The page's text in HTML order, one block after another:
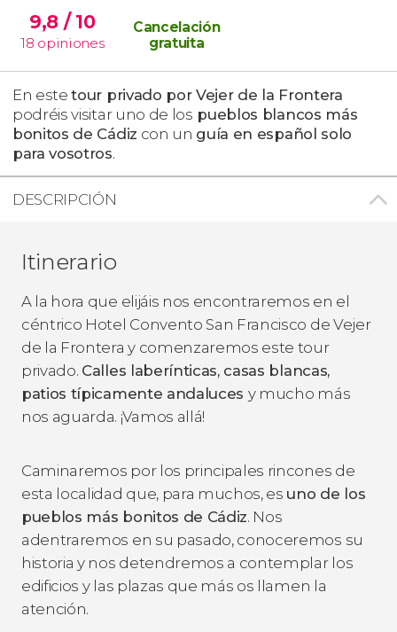
9,8 / 10
18 opiniones
Cancelación
gratuita
En estetour privado por Vejer de la Frontera
podréis visitar uno de los pueblos blancos más
bonitos de Cádiz con un guía en español solo
para vosotros.
DESCRIPCIÓN
Itinerario
A la hora que elijáis nos encontraremos en el
céntrico Hotel Convento San Francisco de Vejer
de la Frontera y comenzaremos este tour
privado. Calles laberínticas, casas blancas,
patios típicamente andaluces y mucho más
nos aguarda. ¡Vamos allá!
Caminaremos por los principales rincones de
esta localidad que, para muchos, es uno de los
pueblos más bonitos de Cádiz. Nos
adentraremos en su pasado, conoceremos su
historia y nos detendremos a contemplar los
edificios y las plazas que más os llamen la
atención.